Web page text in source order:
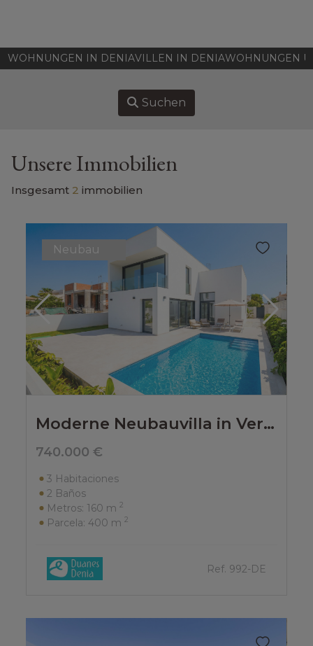
IMMOBILIEN ZU VERKAUFEN
KONTAKT
WOHNUNGEN IN DENIAVILLEN IN DENIAWOHNUNGEN
Suchen
Unsere Immobilien
Insgesamt 2 immobilien
Moderne Neubauvilla in Vergel
740.000 €
3 Habitaciones
2 Baños
Metros: 160 m 2
Parcela: 400 m 2
Ref. 992-DE
Neubau